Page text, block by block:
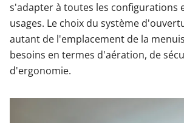
s'adapter à toutes les configurations
usages. Le choix du système
autant de l'emplacement de la
besoins en termes d'aération, de
d'ergonomie.